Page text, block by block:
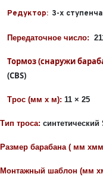
Редуктор: 3-х
Передаточное число:
Тормоз (снаружи
(CBS)
Трос (мм x м): 11 × 25
Тип троса: синтетический
Размер барабана ( мм x
Монтажный шаблон (мм x
Ваш город
Принимаю
Год выпуска*
Количество
персональных
Пробег
Принимаю
Ваше